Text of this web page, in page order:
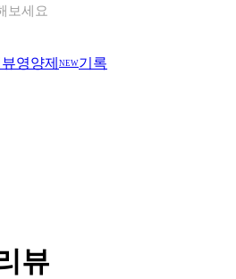
보세요
세요
영양제 NEW기록
뷰